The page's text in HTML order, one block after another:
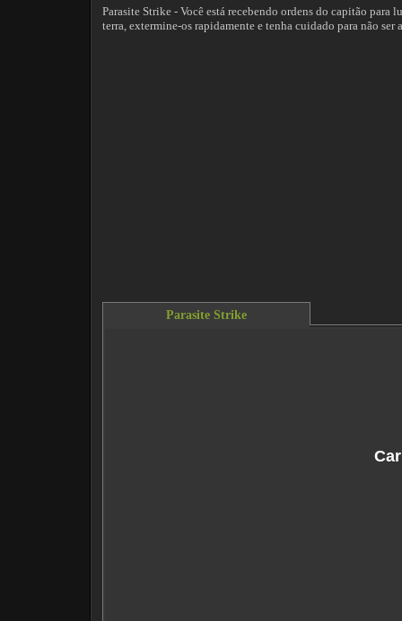
Parasite Strike - Você está recebendo ordens do capitão para
terra, extermine-os rapidamente e tenha cuidado para não ser
Parasite Strike